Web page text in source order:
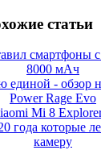
статьи
смартфоны
8000 мАч
единой - обзор
Power Rage Evo
Mi 8
года которые
камеру